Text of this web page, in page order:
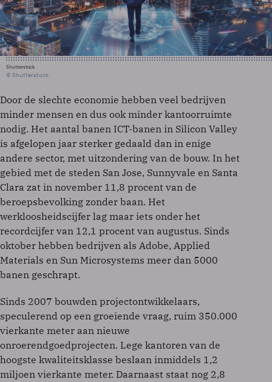
Shutterstock
© Shutterstock
Door de slechte economie hebben veel bedrijven
minder mensen en dus ook minder kantoorruimte
nodig. Het aantal banen ICT-banen in Silicon Valley
is afgelopen jaar sterker gedaald dan in enige
andere sector, met uitzondering van de bouw. In het
gebied met de steden San Jose, Sunnyvale en Santa
Clara zat in november 11,8 procent van de
beroepsbevolking zonder baan. Het
werkloosheidscijfer lag maar iets onder het
recordcijfer van 12,1 procent van augustus. Sinds
oktober hebben bedrijven als Adobe, Applied
Materials en Sun Microsystems meer dan 5000
banen geschrapt.
Sinds 2007 bouwden projectontwikkelaars,
speculerend op een groeiende vraag, ruim 350.000
vierkante meter aan nieuwe
onroerendgoedprojecten. Lege kantoren van de
hoogste kwaliteitsklasse beslaan inmiddels 1,2
miljoen vierkante meter. Daarnaast staat nog 2,8